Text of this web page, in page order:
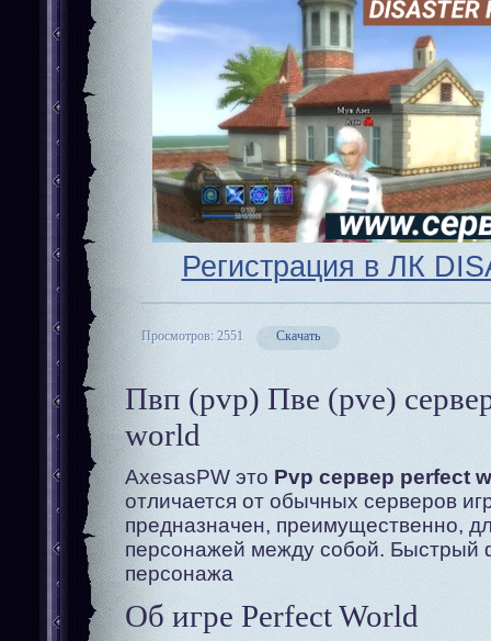
Регистрация в ЛК
Просмотров: 2551 Скачать
Пвп (pvp) Пве (pve)
world
AxesasPW это Pvp сервер perfect
отличается от обычных серверов
предназначен, преимущественно,
персонажей между собой. Быстрый
персонажа
Об игре Perfect World